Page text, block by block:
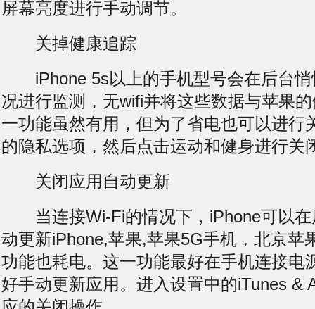
屏幕亮度进行手动调节。
关掉健康追踪
iPhone 5s以上的手机型号会在后台悄
况进行监测， 无wifi并将这些数据与苹果
一功能虽然有用，但为了省电也可以进行
的隐私选项，然后点击运动和健身进行关
关闭应用自动更新
当连接Wi-Fi的情况下，iPhone可以在
动更新iPhone,苹果,苹果5G手机，北京苹
功能也耗电。这一功能最好在手机连接电
好手动更新应用。进入设置中的iTunes &